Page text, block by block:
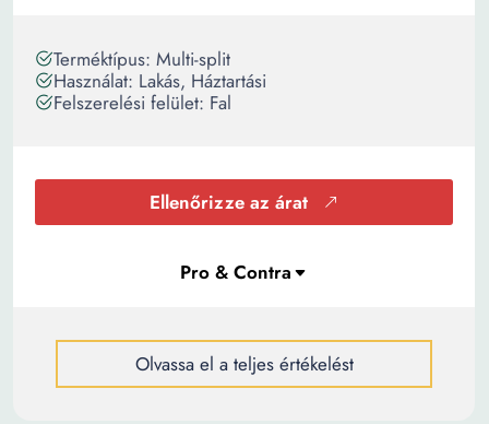
Terméktípus: Multi-split
Használat: Lakás, Háztartási
Felszerelési felület: Fal
Ellenőrizze az árat
Olvassa el a teljes értékelést